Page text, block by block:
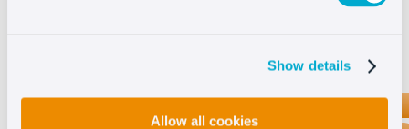
Show details
Allow all cookies
OCT8NE